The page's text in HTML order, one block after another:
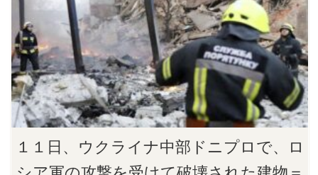
１１日、ウクライナ中部ドニプロで、ロ